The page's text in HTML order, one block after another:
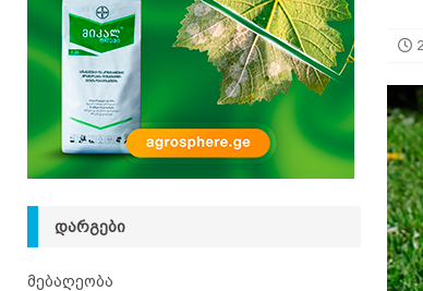
[ 05.08.2026 ] ხალხური მეთოდებით
ᲓᲐᲠᲒᲔᲑᲘ
მებაღეობა